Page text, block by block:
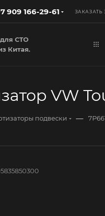
909 166-29-61 ЗАКАЗАТЬ
СТО
Китая.
VW
подвески —